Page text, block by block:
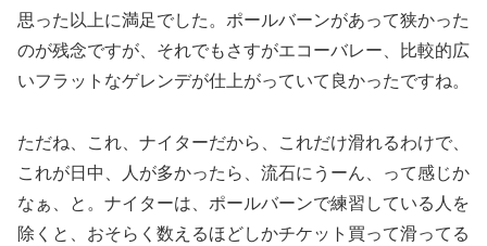
思った以上に満足でした。ポールバーンがあって狭かった
のが残念ですが、それでもさすがエコーバレー、比較的広
いフラットなゲレンデが仕上がっていて良かったですね。
ただね、これ、ナイターだから、これだけ滑れるわけで、
これが日中、人が多かったら、流石にうーん、って感じか
なぁ、と。ナイターは、ポールバーンで練習している人を
除くと、おそらく数えるほどしかチケット買って滑ってる